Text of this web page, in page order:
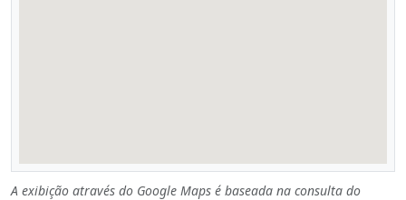
A exibição através do Google Maps é baseada na consulta do